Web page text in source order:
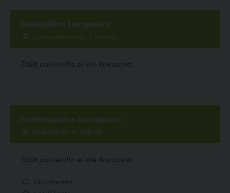
Myllykallion koirapuisto
Lauttasaarenmäki 6, Helsinki
Tällä palvelulla ei ole kuvausta.
Munkinpuiston koirapuisto
Ritokalliontie 17, Helsinki
Tällä palvelulla ei ole kuvausta.